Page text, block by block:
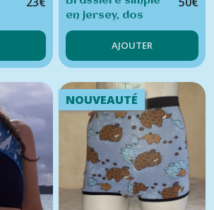
en jersey, dos
nageur
AJOUTER
NOUVEAUTÉ